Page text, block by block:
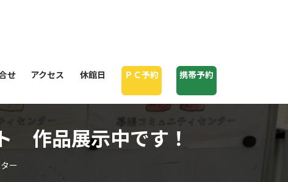
せ アクセス 休館日 ＰＣ予約 携帯予約
作品展示中です！
ー